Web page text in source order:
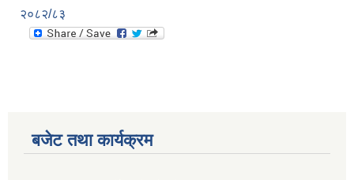
२०८२/८३
बजेट तथा कार्यक्रम